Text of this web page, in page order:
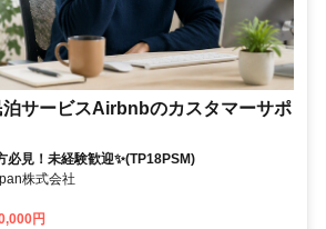
サービスAirbnbのカスタマーサポ
必見！未経験歓迎✨(TP18PSM)
株式会社
円